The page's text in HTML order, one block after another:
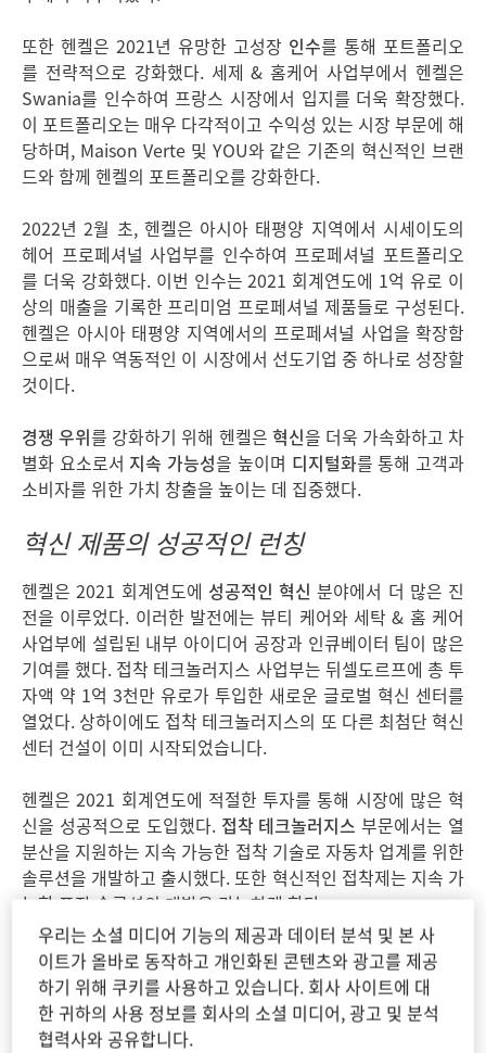
또한 헨켈은 2021년 유망한 고성장 인수를 통해 포트폴리오
를 전략적으로 강화했다. 세제 & 홈케어 사업부에서 헨켈은
Swania를 인수하여 프랑스 시장에서 입지를 더욱 확장했다.
이 포트폴리오는 매우 다각적이고 수익성 있는 시장 부문에 해
당하며, Maison Verte 및 YOU와 같은 기존의 혁신적인 브랜
드와 함께 헨켈의 포트폴리오를 강화한다.
2022년 2월 초, 헨켈은 아시아 태평양 지역에서 시세이도의
헤어 프로페셔널 사업부를 인수하여 프로페셔널 포트폴리오
를 더욱 강화했다. 이번 인수는 2021 회계연도에 1억 유로 이
상의 매출을 기록한 프리미엄 프로페셔널 제품들로 구성된다.
헨켈은 아시아 태평양 지역에서의 프로페셔널 사업을 확장함
으로써 매우 역동적인 이 시장에서 선도기업 중 하나로 성장할
것이다.
경쟁 우위를 강화하기 위해 헨켈은 혁신을 더욱 가속화하고 차
별화 요소로서 지속 가능성을 높이며 디지털화를 통해 고객과
소비자를 위한 가치 창출을 높이는 데 집중했다.
혁신 제품의 성공적인 런칭
헨켈은 2021 회계연도에 성공적인 혁신 분야에서 더 많은 진
전을 이루었다. 이러한 발전에는 뷰티 케어와 세탁 & 홈 케어
사업부에 설립된 내부 아이디어 공장과 인큐베이터 팀이 많은
기여를 했다. 접착 테크놀러지스 사업부는 뒤셀도르프에 총 투
자액 약 1억 3천만 유로가 투입한 새로운 글로벌 혁신 센터를
열었다. 상하이에도 접착 테크놀러지스의 또 다른 최첨단 혁신
센터 건설이 이미 시작되었습니다.
헨켈은 2021 회계연도에 적절한 투자를 통해 시장에 많은 혁
신을 성공적으로 도입했다. 접착 테크놀러지스 부문에서는 열
분산을 지원하는 지속 가능한 접착 기술로 자동차 업계를 위한
솔루션을 개발하고 출시했다. 또한 혁신적인 접착제는 지속 가
능한 포장 솔루션의 개발을 가능하게 한다.
뷰티 케어 에서는 헤어 스타일링 브랜드 Taft와 헤어 컬러 브랜
드 Igora Royal을 재출시했으며 헤어 케어 부문에서 역시 성
공적인 혁신 제품들을 출시했다. 나아가 지속가능한 브랜드
Nature Box에서는 고체 형태의 제품과 리필팩 제품들을 출
우리는 소셜 미디어 기능의 제공과 데이터 분석 및 본 사
이트가 올바로 동작하고 개인화된 콘텐츠와 광고를 제공
하기 위해 쿠키를 사용하고 있습니다. 회사 사이트에 대
한 귀하의 사용 정보를 회사의 소셜 미디어, 광고 및 분석
협력사와 공유합니다.